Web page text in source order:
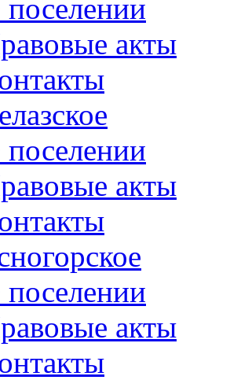
акты
акты
акты